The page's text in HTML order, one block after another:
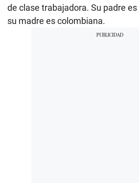
de clase trabajadora. Su padre
su madre es colombiana.